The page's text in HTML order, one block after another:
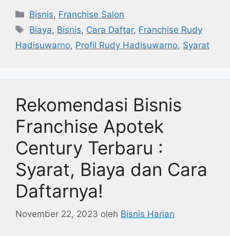
Kategori
Bisnis, Franchise Salon
Tag
Biaya, Bisnis, Cara Daftar, Franchise Rudy
Hadisuwarno, Profil Rudy Hadisuwarno, Syarat
Rekomendasi Bisnis
Franchise Apotek
Century Terbaru :
Syarat, Biaya dan Cara
Daftarnya!
November 22, 2023 oleh Bisnis Harian